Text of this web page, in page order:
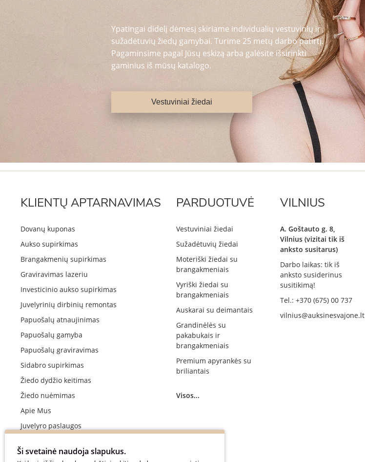
Ypatingai didelį dėmesį skiriame individualių vestuvinių ir
sužadėtuvių žiedų gamybai. Turime 25 metų darbo patirtį.
Pagaminsime pagal Jūsų eskizą arba galėsite išsirinkti
gaminius iš mūsų katalogo.
Vestuviniai žiedai
KLIENTŲ APTARNAVIMAS
Dovanų kuponas
Aukso supirkimas
Brangakmenių supirkimas
Graviravimas lazeriu
Investicinio aukso supirkimas
Juvelyrinių dirbinių remontas
Papuošalų atnaujinimas
Papuošalų gamyba
Papuošalų graviravimas
Sidabro supirkimas
Žiedo dydžio keitimas
Žiedo nuėmimas
Apie Mus
Juvelyro paslaugos
Sužadėtuvių žiedų gamyba
PARDUOTUVĖ
Vestuviniai žiedai
Sužadėtuvių žiedai
Moteriški žiedai su
brangakmeniais
Vyriški žiedai su
brangakmeniais
Auskarai su deimantais
Grandinėlės su
pakabukais ir
brangakmeniais
Premium apyrankės su
briliantais
Visos...
VILNIUS
A. Goštauto g. 8,
Vilnius (vizitai tik iš
anksto susitarus)
Darbo laikas: tik iš
anksto susiderinus
susitikimą!
Tel.: +370 (675) 00 737
vilnius@auksinesvajone.lt
Ši svetainė naudoja slapukus.